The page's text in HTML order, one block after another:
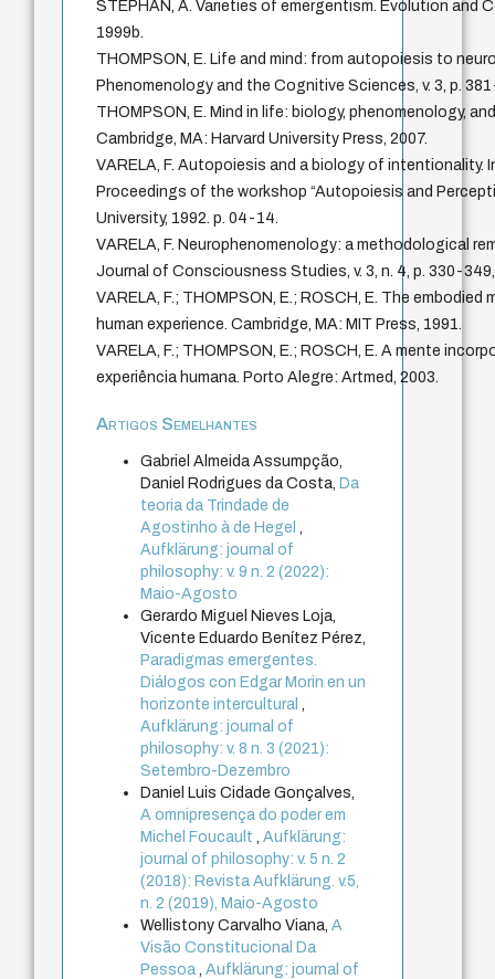
STEPHAN, A. Varieties of emergentism. Evolution and
1999b.
THOMPSON, E. Life and mind: from autopoiesis to
Phenomenology and the Cognitive Sciences, v. 3, p.
THOMPSON, E. Mind in life: biology, phenomenology,
Cambridge, MA: Harvard University Press, 2007.
VARELA, F. Autopoiesis and a biology of intentionality.
Proceedings of the workshop “Autopoiesis and
University, 1992. p. 04-14.
VARELA, F. Neurophenomenology: a methodological
Journal of Consciousness Studies, v. 3, n. 4, p. 330-
VARELA, F.; THOMPSON, E.; ROSCH, E. The
human experience. Cambridge, MA: MIT Press, 1991.
VARELA, F.; THOMPSON, E.; ROSCH, E. A mente
experiência humana. Porto Alegre: Artmed, 2003.
Artigos Semelhantes
Gabriel Almeida Assumpção,
Daniel Rodrigues da Costa,Da
teoria da Trindade de
Agostinho à de Hegel
Aufklärung: journal of
philosophy: v. 9 n. 2 (2022):
Maio-Agosto
Gerardo Miguel Nieves Loja,
Vicente Eduardo Benítez Pérez,
Paradigmas emergentes.
Diálogos con Edgar Morin en un
horizonte intercultural
Aufklärung: journal of
philosophy: v. 8 n. 3 (2021):
Setembro-Dezembro
Daniel Luis Cidade Gonçalves,
A omnipresença do poder em
Michel Foucault
,Aufklärung:
journal of philosophy: v. 5 n. 2
(2018): Revista Aufklärung. v.5,
n. 2 (2019), Maio-Agosto
Wellistony Carvalho Viana,A
Visão Constitucional Da
Pessoa ,Aufklärung: journal of